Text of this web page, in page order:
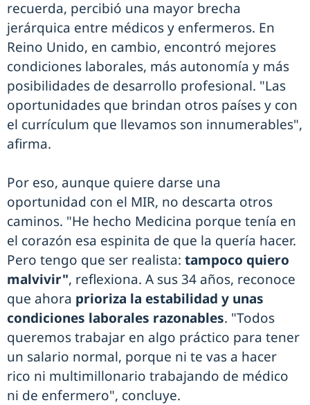
recuerda, percibió una mayor brecha
jerárquica entre médicos y enfermeros. En
Reino Unido, en cambio, encontró mejores
condiciones laborales, más autonomía y más
posibilidades de desarrollo profesional. "Las
oportunidades que brindan otros países y con
el currículum que llevamos son innumerables",
afirma.
Por eso, aunque quiere darse una
oportunidad con el MIR, no descarta otros
caminos. "He hecho Medicina porque tenía en
el corazón esa espinita de que la quería hacer.
Pero tengo que ser realista: tampoco quiero
malvivir", reflexiona. A sus 34 años, reconoce
que ahora prioriza la estabilidad y unas
condiciones laborales razonables. "Todos
queremos trabajar en algo práctico para tener
un salario normal, porque ni te vas a hacer
rico ni multimillonario trabajando de médico
ni de enfermero", concluye.